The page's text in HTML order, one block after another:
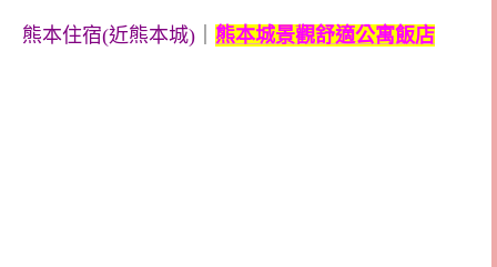
熊本住宿(近熊本城) 熊本城景觀舒適公寓飯店